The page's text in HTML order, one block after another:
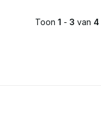
Toon 1 - 3 van 4